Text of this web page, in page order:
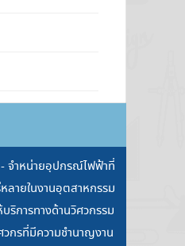
จำหน่ายอุปกรณ์ไฟฟ้าที่
ลายในงานอุตสาหกรรม
ริการทางด้านวิศวกรรม
กรที่มีความชำนาญงาน